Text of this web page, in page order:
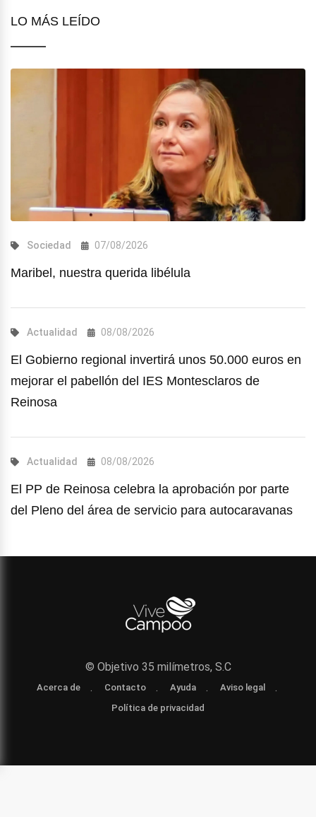
LO MÁS LEÍDO
Sociedad 07/08/2026
Maribel, nuestra querida libélula
Actualidad 08/08/2026
El Gobierno regional invertirá unos 50.000 euros en
mejorar el pabellón del IES Montesclaros de
Reinosa
Actualidad 08/08/2026
El PP de Reinosa celebra la aprobación por parte
del Pleno del área de servicio para autocaravanas
© Objetivo 35 milímetros, S.C
Acerca de Contacto Ayuda
Aviso legal
Política de privacidad